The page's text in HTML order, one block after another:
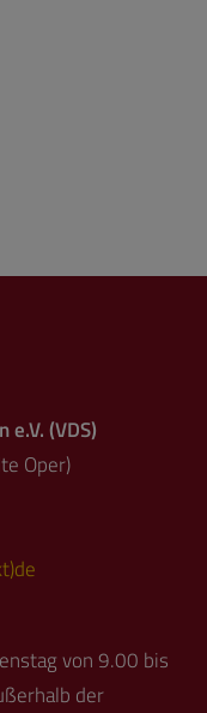
(VDS)
Oper)
von 9.00 bis
der